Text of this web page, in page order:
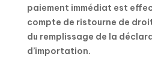
paiement immédiat est
compte de ristourne de
du remplissage de la
d’importation.